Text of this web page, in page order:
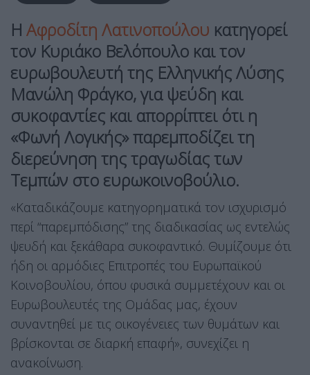
Η Αφροδίτη Λατινοπούλου κατηγορεί
τον Κυριάκο Βελόπουλο και τον
ευρωβουλευτή της Ελληνικής Λύσης
Μανώλη Φράγκο, για ψεύδη και
συκοφαντίες και απορρίπτει ότι η
«Φωνή Λογικής» παρεμποδίζει τη
διερεύνηση της τραγωδίας των
Τεμπών στο ευρωκοινοβούλιο.
«Καταδικάζουμε κατηγορηματικά τον ισχυρισμό
περί “παρεμπόδισης” της διαδικασίας ως εντελώς
ψευδή και ξεκάθαρα συκοφαντικό. Θυμίζουμε ότι
ήδη οι αρμόδιες Επιτροπές του Ευρωπαϊκού
Κοινοβουλίου, όπου φυσικά συμμετέχουν και οι
Ευρωβουλευτές της Ομάδας μας, έχουν
συναντηθεί με τις οικογένειες των θυμάτων και
βρίσκονται σε διαρκή επαφή», συνεχίζει η
ανακοίνωση.